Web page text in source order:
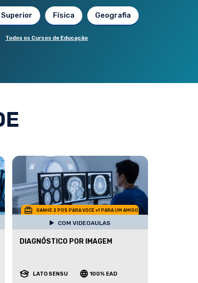
Superior Física Geografia
Todos os Cursos de Educação
GANHE 2 POS PARA VOCE +1 PARA UM AMIGO
COM VIDEOAULAS
DIAGNÓSTICO POR IMAGEM
LATO SENSU 100% EAD